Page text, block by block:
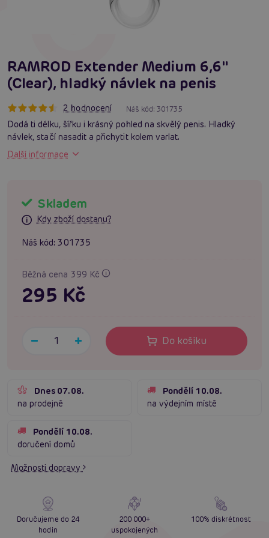
RAMROD Extender Medium 6,6″
(Clear), hladký návlek na penis
2 hodnocení Náš kód:301735
Dodá ti délku, šířku i krásný pohled na skvělý penis. Hladký
návlek, stačí nasadit a přichytit kolem varlat.
Další informace
Skladem
Kdy zboží dostanu?
Náš kód: 301735
Běžná cena 399 Kč
295 Kč
Do košíku
Dnes 07.08.
na prodejně
Pondělí 10.08.
na výdejním místě
Pondělí 10.08.
doručení domů
Možnosti dopravy
Doručujeme do 24
hodin
200 000+
uspokojených
100% diskrétnost